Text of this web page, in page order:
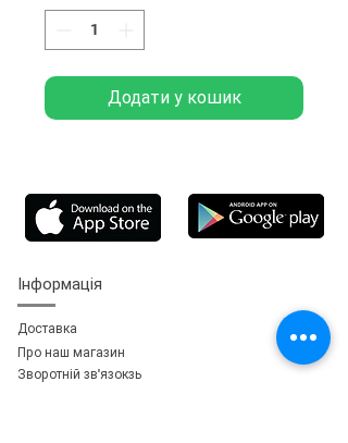
Додати у кошик
Інформація
Доставка
Про наш магазин
Зворотній зв'язокзь